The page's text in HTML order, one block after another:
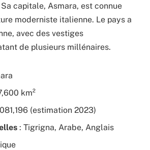
capitale, Asmara, est connue
moderniste italienne. Le pays a
avec des vestiges
de plusieurs millénaires.
km²
(estimation 2023)
: Tigrigna, Arabe, Anglais